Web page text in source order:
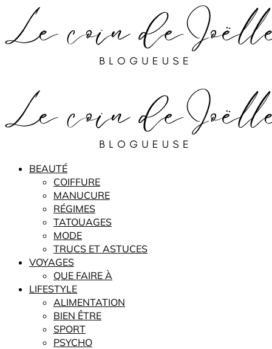
BEAUTÉ
COIFFURE
MANUCURE
RÉGIMES
TATOUAGES
MODE
TRUCS ET ASTUCES
VOYAGES
QUE FAIRE À
LIFESTYLE
ALIMENTATION
BIEN ÊTRE
SPORT
PSYCHO